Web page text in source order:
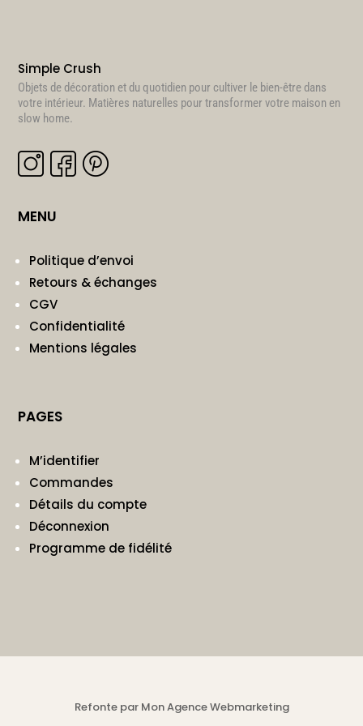
Simple Crush
Objets de décoration et du quotidien pour cultiver le bien-être dans
votre intérieur. Matières naturelles pour transformer votre maison en
slow home.
MENU
Politique d’envoi
Retours & échanges
CGV
Confidentialité
Mentions légales
PAGES
M’identifier
Commandes
Détails du compte
Déconnexion
Programme de fidélité
Refonte par Mon Agence Webmarketing